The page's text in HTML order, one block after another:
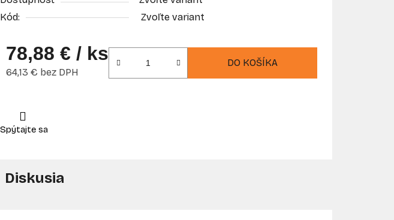
Kód:
Zvoľte variant
78,88 € / ks
64,13 € bez DPH
DO KOŠÍKA
Diskusia